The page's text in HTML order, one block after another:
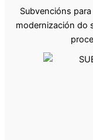
Subvencións
modernización do